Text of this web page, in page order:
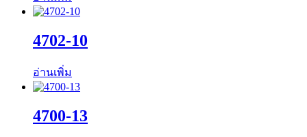
4702-10
อ่านเพิ่ม
4700-13